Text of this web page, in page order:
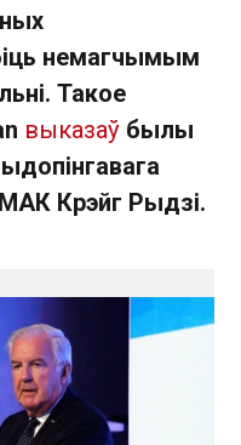
немагчымым
Такое
выказаў былы
Крэйг Рыдзі.